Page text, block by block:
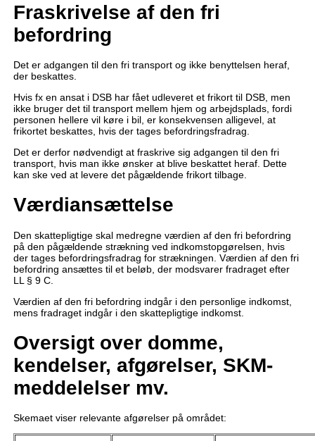
Fraskrivelse af den fri
befordring
Det er adgangen til den fri transport og ikke benyttelsen heraf,
der beskattes.
Hvis fx en ansat i DSB har fået udleveret et frikort til DSB, men
ikke bruger det til transport mellem hjem og arbejdsplads, fordi
personen hellere vil køre i bil, er konsekvensen alligevel, at
frikortet beskattes, hvis der tages befordringsfradrag.
Det er derfor nødvendigt at fraskrive sig adgangen til den fri
transport, hvis man ikke ønsker at blive beskattet heraf. Dette
kan ske ved at levere det pågældende frikort tilbage.
Værdiansættelse
Den skattepligtige skal medregne værdien af den fri befordring
på den pågældende strækning ved indkomstopgørelsen, hvis
der tages befordringsfradrag for strækningen. Værdien af den fri
befordring ansættes til et beløb, der modsvarer fradraget efter
LL § 9 C.
Værdien af den fri befordring indgår i den personlige indkomst,
mens fradraget indgår i den skattepligtige indkomst.
Oversigt over domme,
kendelser, afgørelser, SKM-
meddelelser mv.
Skemaet viser relevante afgørelser på området: